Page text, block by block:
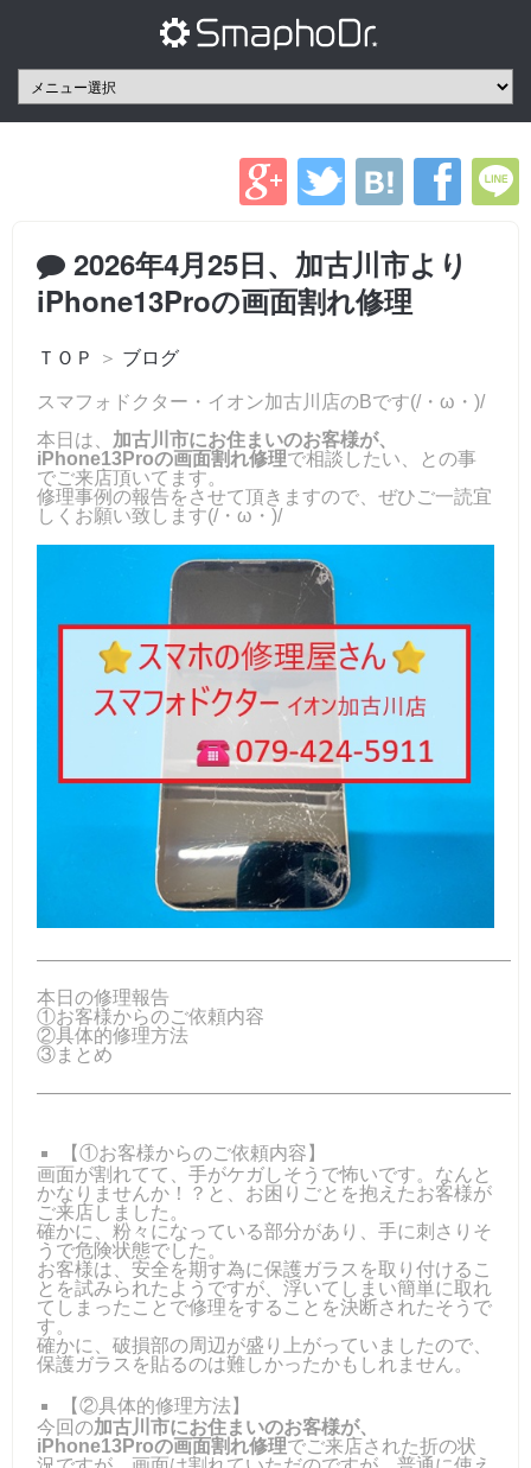
2026年4月25日、加古川市より
iPhone13Proの画面割れ修理
ＴＯＰ ＞ ブログ
スマフォドクター・イオン加古川店のBです(/・ω・)/
本日は、 加古川市にお住まいのお客様が、
iPhone13Proの画面割れ修理で相談したい、との事
でご来店頂いてます。
修理事例の報告をさせて頂きますので、ぜひご一読宜
しくお願い致します(/・ω・)/
―――――――――――――――――――――――――
本日の修理報告
①お客様からのご依頼内容
②具体的修理方法
③まとめ
―――――――――――――――――――――――――
【①お客様からのご依頼内容】
画面が割れてて、手がケガしそうで怖いです。なんと
かなりませんか！？と、お困りごとを抱えたお客様が
ご来店しました。
確かに、粉々になっている部分があり、手に刺さりそ
うで危険状態でした。
お客様は、安全を期す為に保護ガラスを取り付けるこ
とを試みられたようですが、浮いてしまい簡単に取れ
てしまったことで修理をすることを決断されたそうで
す。
確かに、破損部の周辺が盛り上がっていましたので、
保護ガラスを貼るのは難しかったかもしれません。
【②具体的修理方法】
今回の加古川市にお住まいのお客様が、
iPhone13Proの画面割れ修理でご来店された折の状